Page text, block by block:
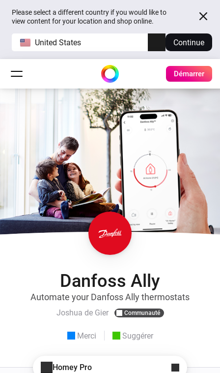
Please select a different country if you would like to
view content for your location and shop online.
United States Continue
Démarrer
Danfoss Ally
Automate your Danfoss Ally thermostats
Joshua de Gier Communauté
Merci Suggérer
Homey Pro